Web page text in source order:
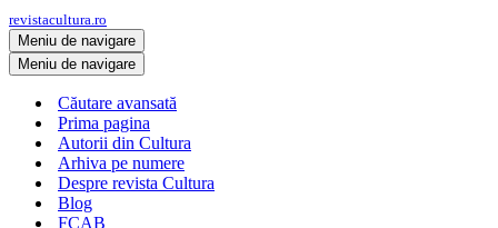
revistacultura.ro
Meniu de navigare
Meniu de navigare
Căutare avansată
Prima pagina
Autorii din Cultura
Arhiva pe numere
Despre revista Cultura
Blog
FCAB